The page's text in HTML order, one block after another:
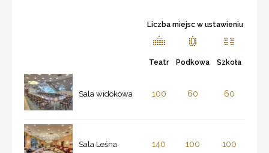
Liczba miejsc w ustawieniu
Teatr Podkowa Szkoła
Sala widokowa 100 60 60
Sala Leśna 140 100 100